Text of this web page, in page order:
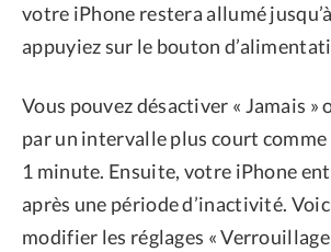
votre iPhone restera allumé
appuyiez sur le bouton
Vous pouvez désactiver « Jamais »
par un intervalle plus court comme
1 minute. Ensuite, votre iPhone
après une période d’inactivité.
modifier les réglages «